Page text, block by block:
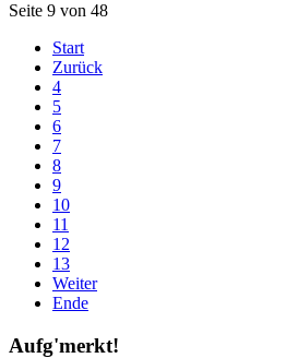
Seite 9 von 48
Start
Zurück
4
5
6
7
8
9
10
11
12
13
Weiter
Ende
Aufg'merkt!